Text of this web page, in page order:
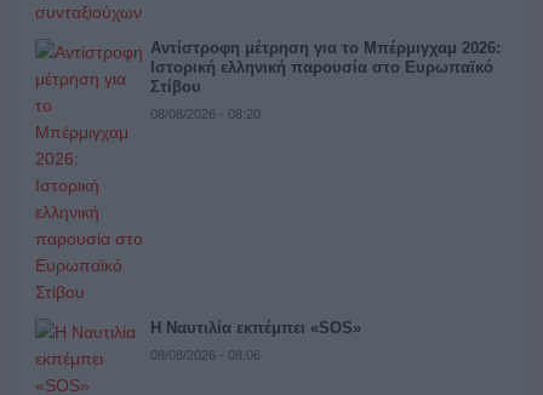
Αντίστροφη μέτρηση για το Μπέρμιγχαμ 2026:
Ιστορική ελληνική παρουσία στο Ευρωπαϊκό
Στίβου
08/08/2026 - 08:20
Η Ναυτιλία εκπέμπει «SOS»
08/08/2026 - 08:06